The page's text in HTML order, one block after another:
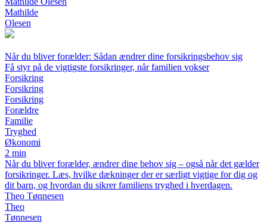
Mathilde
Olesen
Når du bliver forælder: Sådan ændrer dine forsikringsbehov sig
Få styr på de vigtigste forsikringer, når familien vokser
Forsikring
Forsikring
Forsikring
Forældre
Familie
Tryghed
Økonomi
2 min
Når du bliver forælder, ændrer dine behov sig – også når det gælder
forsikringer. Læs, hvilke dækninger der er særligt vigtige for dig og
dit barn, og hvordan du sikrer familiens tryghed i hverdagen.
Theo Tønnesen
Theo
Tønnesen